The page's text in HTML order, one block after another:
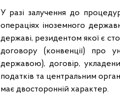
У разі залучення до
операціях іноземного
державі, резидентом якої є
договору (конвенції) про
державою), договір,
податків та центральним
має двосторонній характер.